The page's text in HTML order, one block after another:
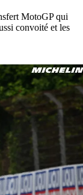
MotoGP qui
convoité et les